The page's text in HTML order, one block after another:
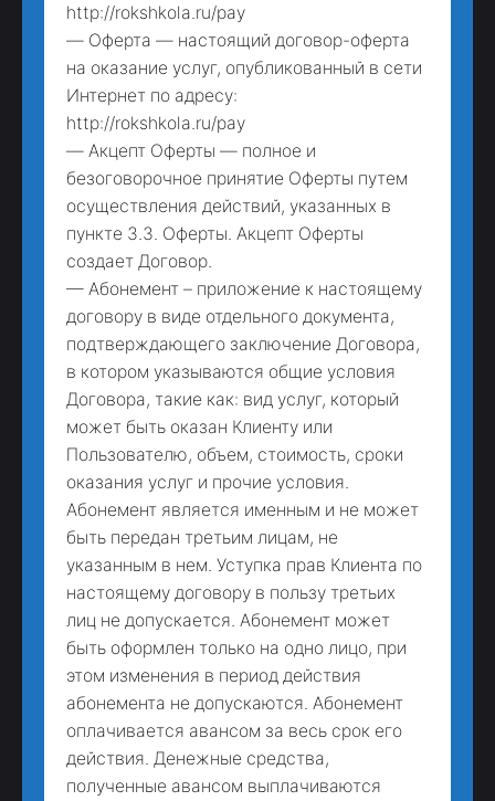
http://rokshkola.ru/pay
— Оферта — настоящий договор-оферта
на оказание услуг, опубликованный в сети
Интернет по адресу:
http://rokshkola.ru/pay
— Акцепт Оферты — полное и
безоговорочное принятие Оферты путем
осуществления действий, указанных в
пункте 3.3. Оферты. Акцепт Оферты
создает Договор.
— Абонемент – приложение к настоящему
договору в виде отдельного документа,
подтверждающего заключение Договора,
в котором указываются общие условия
Договора, такие как: вид услуг, который
может быть оказан Клиенту или
Пользователю, объем, стоимость, сроки
оказания услуг и прочие условия.
Абонемент является именным и не может
быть передан третьим лицам, не
указанным в нем. Уступка прав Клиента по
настоящему договору в пользу третьих
лиц не допускается. Абонемент может
быть оформлен только на одно лицо, при
этом изменения в период действия
абонемента не допускаются. Абонемент
оплачивается авансом за весь срок его
действия. Денежные средства,
полученные авансом выплачиваются